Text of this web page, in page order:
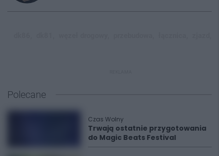
Polecane
Czas Wolny
Trwają ostatnie przygotowania
do Magic Beats Festival